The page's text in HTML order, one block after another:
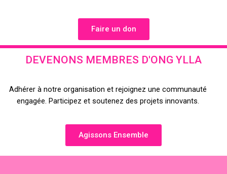
Faire un don
DEVENONS MEMBRES D'ONG YLLA
Adhérer à notre organisation et rejoignez une communauté
engagée. Participez et soutenez des projets innovants.
Agissons Ensemble